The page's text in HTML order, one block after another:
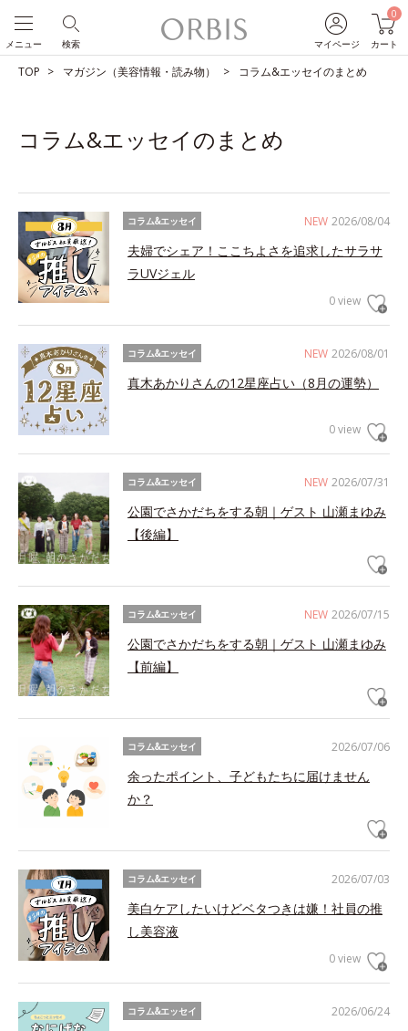
マイページ
0
カート
検索
メニュー
TOP マガジン（美容情報・読み物） コラム&エッセイのまとめ
コラム&エッセイのまとめ
NEW 2026/08/04
コラム&エッセイ
夫婦でシェア！ここちよさを追求したサラサ
ラUVジェル
0 view
NEW 2026/08/01
コラム&エッセイ
真木あかりさんの12星座占い（8月の運勢）
0 view
NEW 2026/07/31
コラム&エッセイ
公園でさかだちをする朝｜ゲスト 山瀬まゆみ
【後編】
NEW 2026/07/15
コラム&エッセイ
公園でさかだちをする朝｜ゲスト 山瀬まゆみ
【前編】
2026/07/06
コラム&エッセイ
余ったポイント、子どもたちに届けません
か？
2026/07/03
コラム&エッセイ
美白ケアしたいけどベタつきは嫌！社員の推
し美容液
0 view
2026/06/24
コラム&エッセイ